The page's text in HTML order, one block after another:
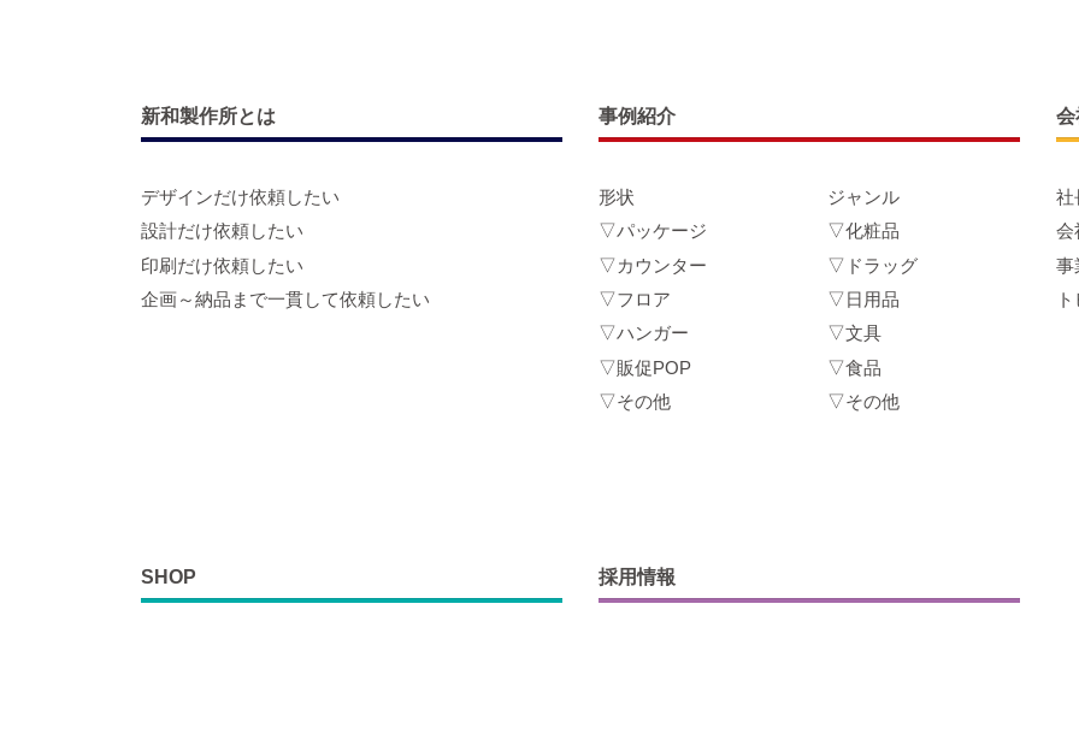
新和製作所とは
デザインだけ依頼したい
設計だけ依頼したい
印刷だけ依頼したい
企画～納品まで一貫して依頼したい
事例紹介
形状
▽パッケージ
▽カウンター
▽フロア
▽ハンガー
▽販促POP
▽その他
ジャンル
▽化粧品
▽ドラッグ
▽日用品
▽文具
▽食品
▽その他
会
社
会
事
SHOP 採用情報